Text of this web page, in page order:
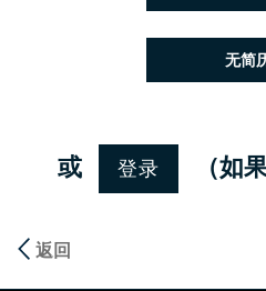
无简
或 登录 （如
返回